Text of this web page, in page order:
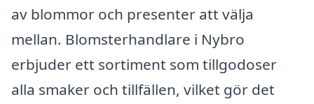
av blommor och presenter att välja
mellan. Blomsterhandlare i Nybro
erbjuder ett sortiment som tillgodoser
alla smaker och tillfällen, vilket gör det